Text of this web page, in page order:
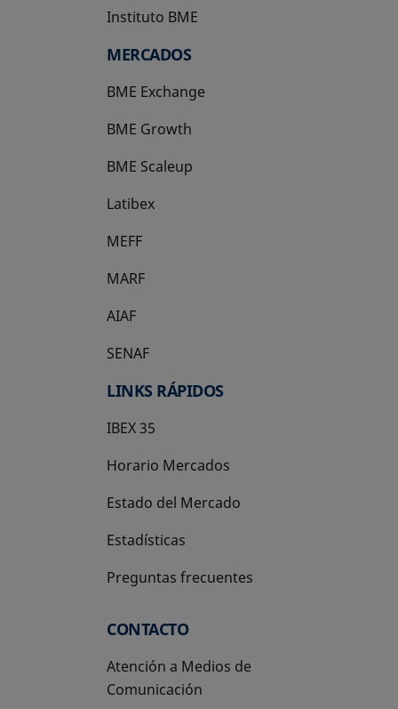
Instituto BME
se abre en una pestaña nueva
MERCADOS
BME Exchange
BME Growth
se abre en una pestaña nueva
BME Scaleup
se abre en una pestaña nueva
Latibex
se abre en una pestaña nueva
MEFF
se abre en una pestaña nueva
MARF
AIAF
SENAF
LINKS RÁPIDOS
IBEX 35
Horario Mercados
Estado del Mercado
Estadísticas
Preguntas frecuentes
CONTACTO
Atención a Medios de
Comunicación